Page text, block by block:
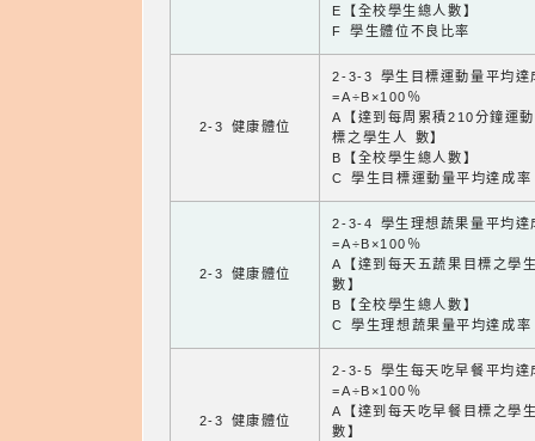
E【全校學生總人數】
F 學生體位不良比率
2-3 健康體位
2-3-3 學生目標運動量平均達
=A÷B×100％
A【達到每周累積210分鐘運
標之學生人 數】
B【全校學生總人數】
C 學生目標運動量平均達成率
2-3 健康體位
2-3-4 學生理想蔬果量平均達
=A÷B×100％
A【達到每天五蔬果目標之學
數】
B【全校學生總人數】
C 學生理想蔬果量平均達成率
2-3 健康體位
2-3-5 學生每天吃早餐平均達
=A÷B×100％
A【達到每天吃早餐目標之學
數】